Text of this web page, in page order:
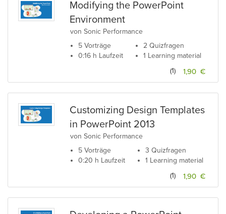
Modifying the PowerPoint
Environment
von Sonic Performance
5 Vorträge
0:16 h Laufzeit
2 Quizfragen
1 Learning material
1,90 €
(1)
Customizing Design Templates
in PowerPoint 2013
von Sonic Performance
5 Vorträge
0:20 h Laufzeit
3 Quizfragen
1 Learning material
1,90 €
(1)